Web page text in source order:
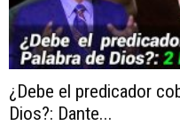
¿Debe el predicador
Dios?: Dante...